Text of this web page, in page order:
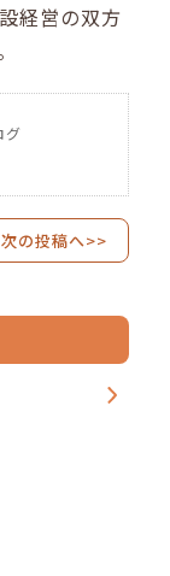
経営の双方
グ
次の投稿へ>>